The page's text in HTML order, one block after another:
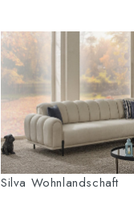
Silva Wohnlandschaft